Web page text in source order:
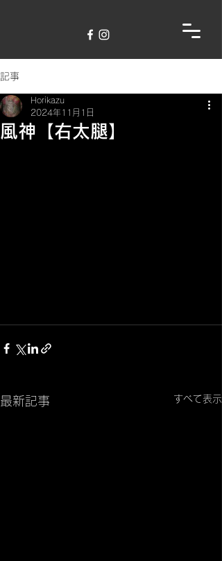
記事
風神【右太腿】
Horikazu
2024年11月1日
最新記事 すべて表示